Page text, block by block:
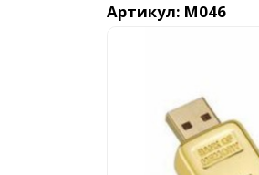
Артикул: М046